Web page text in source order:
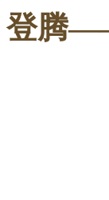
登腾